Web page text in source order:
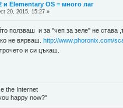
и Elementary OS = много лаг
20, 2015, 15:27 »
ползваш и за "чеп за зеле" не става
не вярваш.http://www.phoronix.com/
и си цъкаш.
the Internet
happy now?"